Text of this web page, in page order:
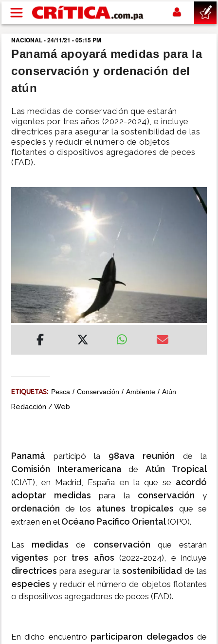
Pasar al contenido principal
buscar
SUCESOS
POLÍTICA
SHOW
IMPRESO
NACIONAL - 24/11/21 - 05:15 PM
Panamá apoyará medidas para la
conservación y ordenación del
atún
Las medidas de conservación que estarán
vigentes por tres años (2022-2024), e incluye
directrices para asegurar la sostenibilidad de las
especies y reducir el número de objetos
flotantes o dispositivos agregadores de peces
(FAD).
ETIQUETAS: Pesca Conservación Ambiente Atún
Redacción / Web
Panamá participó la 98ava reunión de la
Comisión Interamericana de Atún Tropical
(CIAT), en Madrid, España en la que se acordó
adoptar medidas para la conservación y
ordenación de los atunes tropicales que se
extraen en el Océano Pacífico Oriental(OPO).
Las medidas de conservación que estarán
vigentes por tres años (2022-2024), e incluye
directrices para asegurar la sostenibilidad de las
especies y reducir el número de objetos flotantes
o dispositivos agregadores de peces (FAD).
En dicho encuentro participaron delegados de